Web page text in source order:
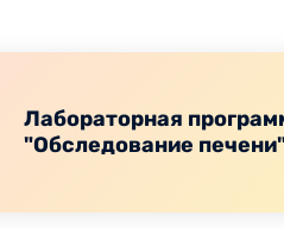
Лабораторная
"Обследование